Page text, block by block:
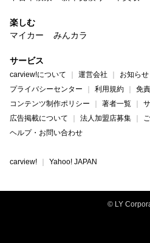
楽しむ
マイカー
みんカラ
サービス
carview!について 運営会社 お知らせ
プライバシーセンター
利用規約
免
コンテンツ制作ポリシー
著者一覧
広告掲載について
法人加盟店募集
ヘルプ・お問い合わせ
carview! Yahoo! JAPAN
© LY